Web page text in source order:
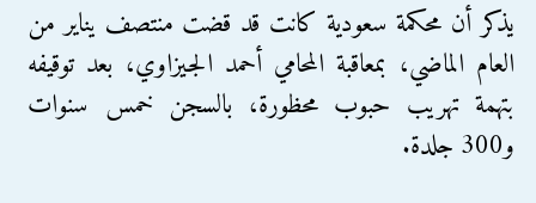
يذكر أن محكمة سعودية كانت قد قضت منتصف يناير من
العام الماضي، بمعاقبة المحامي أحمد الجيزاوي، بعد توقيفه
بتهمة تهريب حبوب محظورة، بالسجن خمس سنوات
و300 جلدة.